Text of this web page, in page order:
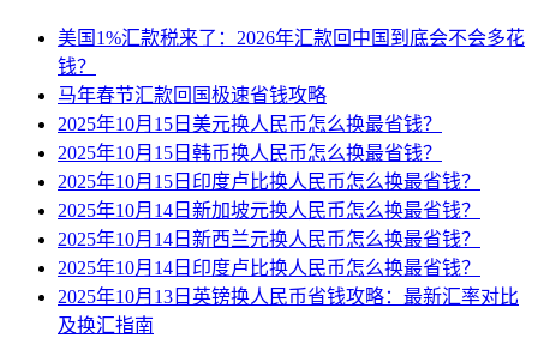
美国1%汇款税来了：2026年汇款回中国到底会不会多花
钱？
马年春节汇款回国极速省钱攻略
2025年10月15日美元换人民币怎么换最省钱？
2025年10月15日韩币换人民币怎么换最省钱？
2025年10月15日印度卢比换人民币怎么换最省钱？
2025年10月14日新加坡元换人民币怎么换最省钱？
2025年10月14日新西兰元换人民币怎么换最省钱？
2025年10月14日印度卢比换人民币怎么换最省钱？
2025年10月13日英镑换人民币省钱攻略：最新汇率对比
及换汇指南